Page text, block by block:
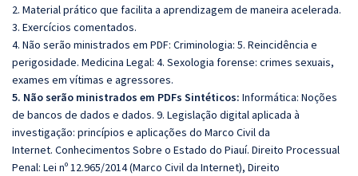
2. Material prático que facilita a aprendizagem de maneira acelerada.
3. Exercícios comentados.
4. Não serão ministrados em PDF: Criminologia: 5. Reincidência e
perigosidade. Medicina Legal: 4. Sexologia forense: crimes sexuais,
exames em vítimas e agressores.
5. Não serão ministrados em PDFs Sintéticos: Informática: Noções
de bancos de dados e dados. 9. Legislação digital aplicada à
investigação: princípios e aplicações do Marco Civil da
Internet. Conhecimentos Sobre o Estado do Piauí. Direito Processual
Penal: Lei nº 12.965/2014 (Marco Civil da Internet), Direito